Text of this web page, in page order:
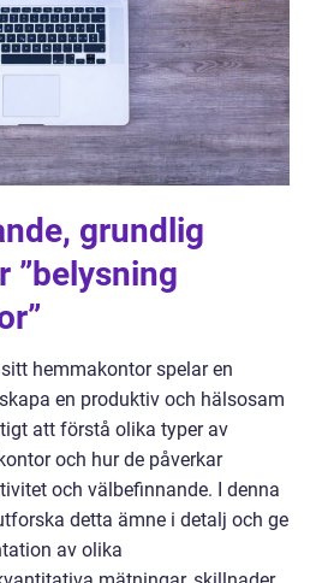
grundlig
”belysning
hemmakontor spelar en
en produktiv och hälsosam
att förstå olika typer av
och hur de påverkar
och välbefinnande. I denna
detta ämne i detalj och ge
av olika